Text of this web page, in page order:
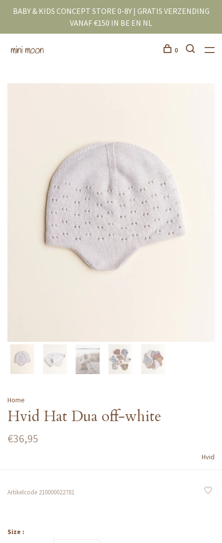
BABY & KIDS CONCEPT STORE 0-8Y | GRATIS VERZENDING
VANAF €150 IN BE EN NL
0
Home
Hvid Hat Dua off-white
€36,95
Hvid
Artikelcode 210000022781
Size :